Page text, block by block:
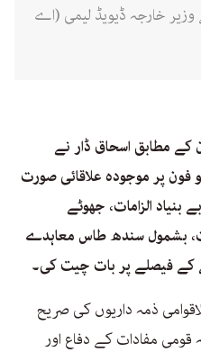
وزیر خارجہ ڈیویڈ لیمی (اے
کے مطابق اسحاق ڈار نے
فون پر موجودہ علاقائی صورت
بنیاد الزامات، جھوٹے
بشمول سندھ طاس معاہدے
کے فیصلے پر بات چیت کی۔
ذمہ داریوں کی صریح
قومی مفادات کے دفاع اور